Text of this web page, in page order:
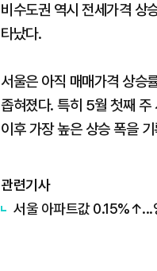
비수도권 역시 전세가격
타났다.
서울은 아직 매매가격 상
좁혀졌다. 특히 5월 첫째
이후 가장 높은 상승 폭을
관련기사
서울 아파트값 0.15%↑...